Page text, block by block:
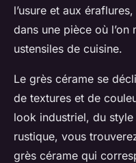
l’usure et aux
dans une pièce où
ustensiles de cuisine.
Le grès cérame se
de textures et de
look industriel, du
rustique, vous
grès cérame qui